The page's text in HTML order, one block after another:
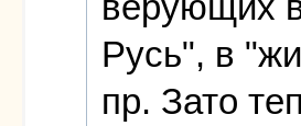
Русь", в
пр. Зато